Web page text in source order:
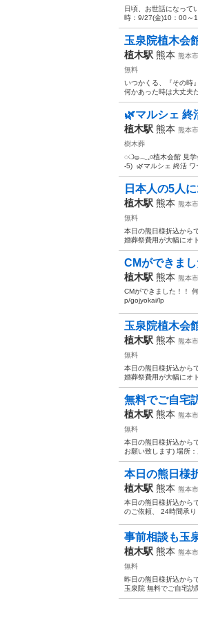
日頃、お世話になって
時：9/27(金)10：00～
玉泉院植木会
植木駅 熊本 熊本市
無料
いつかくる、『その時
何かあった時は大丈夫
🌿マルシェ 終
植木駅 熊本 熊本市
樹木葬
◌❍𓐍️𓂃𓈒𓏸植木会館 見学
-5) ⁡ 🌿マルシェ 終活 ワ
日本人の5人
植木駅 熊本 熊本市
無料
本日の熊日様折込から
婚葬祭費用が大幅にオ
CMができまし
植木駅 熊本 熊本市
CMができました！！
p/gojyokai/lp
玉泉院植木会
植木駅 熊本 熊本市
無料
本日の熊日様折込から
婚葬祭費用が大幅にオ
無料でご自宅
植木駅 熊本 熊本市
無料
本日の熊日様折込から
お願い致します) 場所
本日の熊日様
植木駅 熊本 熊本市
本日の熊日様折込から
のご依頼、 24時間承り
事前相談も玉
植木駅 熊本 熊本市
無料
昨日の熊日様折込から
玉泉院 無料でご自宅訪